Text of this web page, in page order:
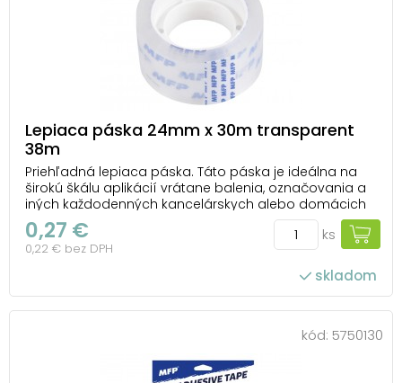
Lepiaca páska 24mm x 30m transparent
38m
Priehľadná lepiaca páska. Táto páska je ideálna na
širokú škálu aplikácií vrátane balenia, označovania a
iných každodenných kancelárskych alebo domácich
činností. Jej priehľadnosť zaisťuje estetický vzhľad a
minimálnu viditeľnosť na povrchu, na ktorý je
nalepená. Hrúbka pásky je 38 mikrónov, čo j...
0,27 €
0,22 € bez DPH
ks
skladom
kód: 5750130